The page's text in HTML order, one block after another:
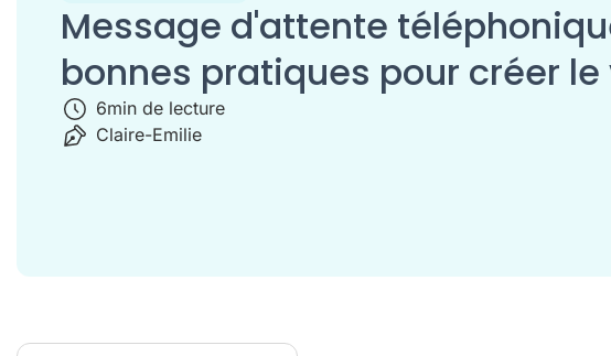
Message d'attente
bonnes pratiques pour créer le
6min de lecture
Claire-Emilie